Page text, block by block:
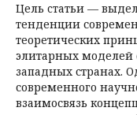
Цель cтатьи —
тенденции
теоретических
элитарных моделей
западных странах.
современного
взаимосвязь